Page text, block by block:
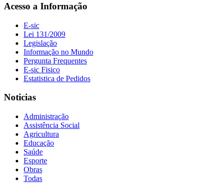
Acesso a Informação
E-sic
Lei 131/2009
Legislação
Informação no Mundo
Pergunta Frequentes
E-sic Fisico
Estatistica de Pedidos
Noticias
Administração
Assistência Social
Agricultura
Educação
Saúde
Esporte
Obras
Todas